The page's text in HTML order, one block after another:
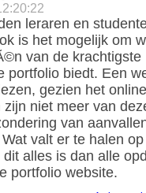
leraren en
is het mogelijk om
van de krachtigste
portfolio biedt. Een
gezien het
niet meer van
van
valt er te halen
alles is dan alle
portfolio website.